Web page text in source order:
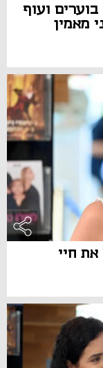
בוערים ועוף
מאמין
חיי